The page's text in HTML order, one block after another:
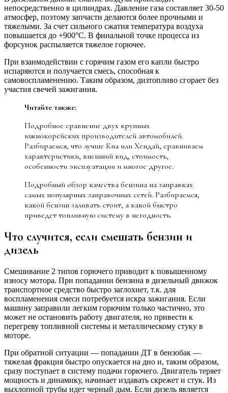
непосредственно в цилиндрах. Давление газа составляет 30-50
атмосфер, поэтому запчасти делаются более прочными и
тяжелыми. За счет сильного сжатия температура воздуха
повышается до +900°C. В финальной точке процесса из
форсунок распыляется тяжелое горючее.
При взаимодействии с горячим газом его капли быстро
испаряются и получается смесь, способная к
самовоспламенению. Таким образом, дизтопливо сгорает без
участия свечей зажигания.
Читайте также:
Подробное сравнение двух крупных
южнокорейских производителей автомобилей.
Разбираемся, что лучше Киа или Хендай, сравниваем
характеристики, внешний вид, стоимость,
особенности эксплуатации и многое другое.
Подробный обзор качества бензина на заправках
самых популярных заправочных сетей. Разбираемся,
какой бензин заливать стоит, а какой быстро
приведет топливную систему в негодность.
Что случится, если смешать бензин и
дизель
Смешивание 2 типов горючего приводит к повышенному
износу мотора. При попадании бензина в дизельный движок
транспортное средство быстро заглохнет, т.к. для
воспламенения смеси потребуется искра зажигания. Если
машину заправили легким горючим только частично, это
может не остановить работу двигателя, но привести к
перегреву топливной системы и металлическому стуку в
моторе.
При обратной ситуации — попадании ДТ в бензобак —
тяжелая фракция быстро опускается на дно и, таким образом,
сразу поступает в систему подачи горючего. Двигатель теряет
мощность и динамику, начинает издавать скрежет и стук. Из
выхлопной трубы идет черный дым. Если дизель является